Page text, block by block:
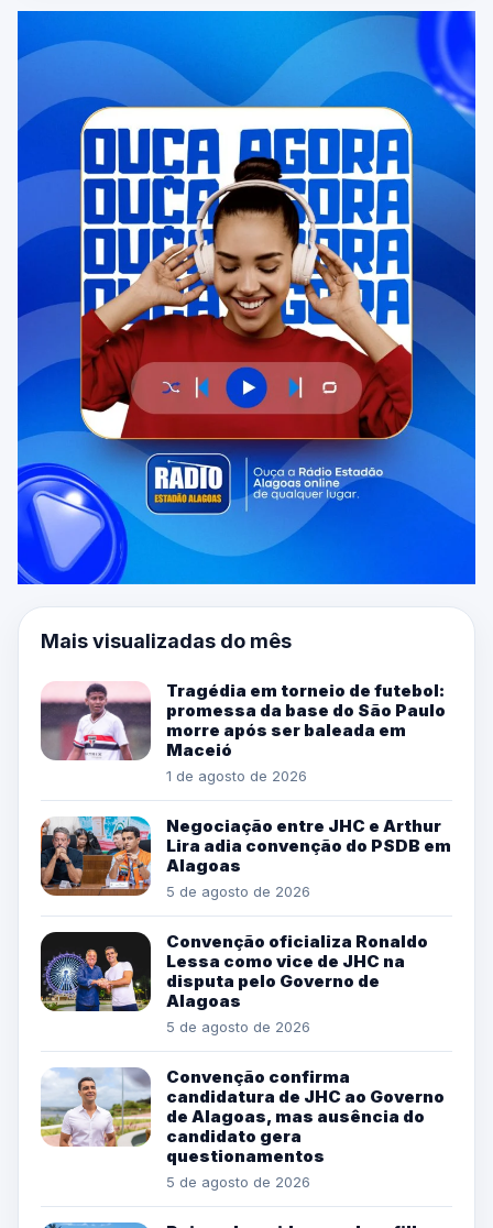
Mais visualizadas do mês
Tragédia em torneio de futebol:
promessa da base do São Paulo
morre após ser baleada em
Maceió
1 de agosto de 2026
Negociação entre JHC e Arthur
Lira adia convenção do PSDB em
Alagoas
5 de agosto de 2026
Convenção oficializa Ronaldo
Lessa como vice de JHC na
disputa pelo Governo de
Alagoas
5 de agosto de 2026
Convenção confirma
candidatura de JHC ao Governo
de Alagoas, mas ausência do
candidato gera
questionamentos
5 de agosto de 2026